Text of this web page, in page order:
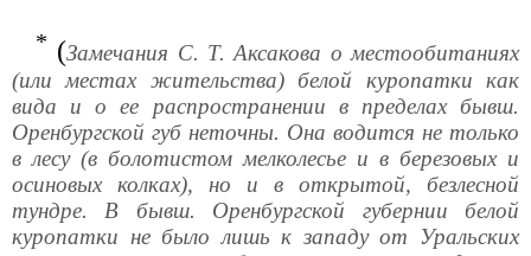
* (Замечания С. Т. Аксакова о местообитаниях
(или местах жительства) белой куропатки как
вида и о ее распространении в пределах бывш.
Оренбургской губ неточны. Она водится не только
в лесу (в болотистом мелколесье и в березовых и
осиновых колках), но и в открытой, безлесной
тундре. В бывш. Оренбургской губернии белой
куропатки не было лишь к западу от Уральских